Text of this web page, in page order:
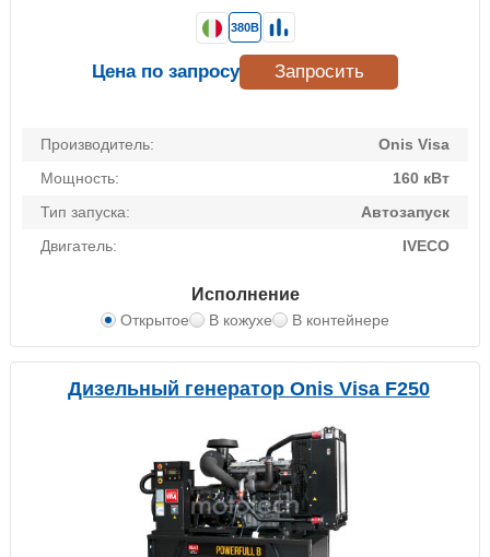
Производитель:
Onis Visa
Мощность:
160 кВт
Тип запуска:
Автозапуск
Двигатель:
IVECO
Исполнение
Открытое В кожухе В контейнере
380В
Цена по запросу Запросить
Дизельный генератор Onis Visa F250